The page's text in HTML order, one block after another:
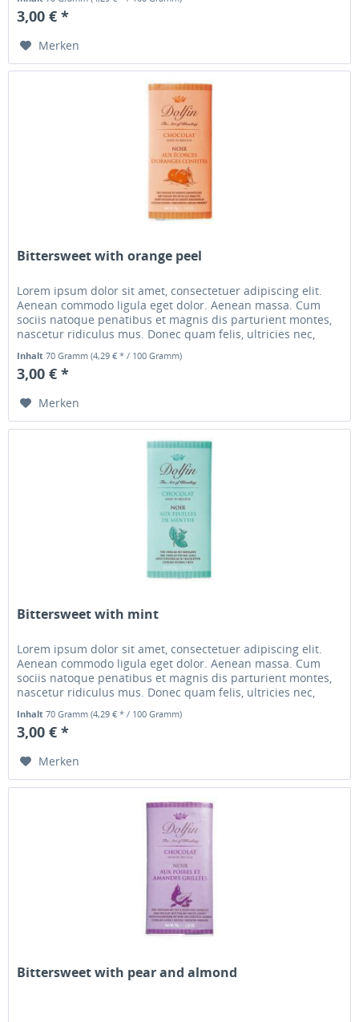
3,00 € *
Merken
Bittersweet with orange peel
Lorem ipsum dolor sit amet, consectetuer adipiscing elit.
Aenean commodo ligula eget dolor. Aenean massa. Cum
sociis natoque penatibus et magnis dis parturient montes,
nascetur ridiculus mus. Donec quam felis, ultricies nec,
pellentesque...
Inhalt70 Gramm(4,29 € * / 100 Gramm)
3,00 € *
Merken
Bittersweet with mint
Lorem ipsum dolor sit amet, consectetuer adipiscing elit.
Aenean commodo ligula eget dolor. Aenean massa. Cum
sociis natoque penatibus et magnis dis parturient montes,
nascetur ridiculus mus. Donec quam felis, ultricies nec,
pellentesque...
Inhalt70 Gramm(4,29 € * / 100 Gramm)
3,00 € *
Merken
Bittersweet with pear and almond